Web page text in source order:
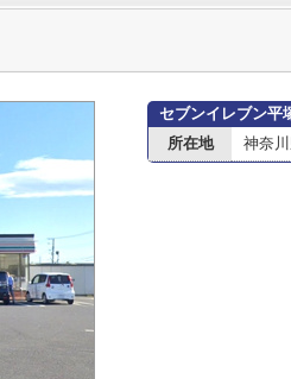
セブンイレブン平
所在地
神奈